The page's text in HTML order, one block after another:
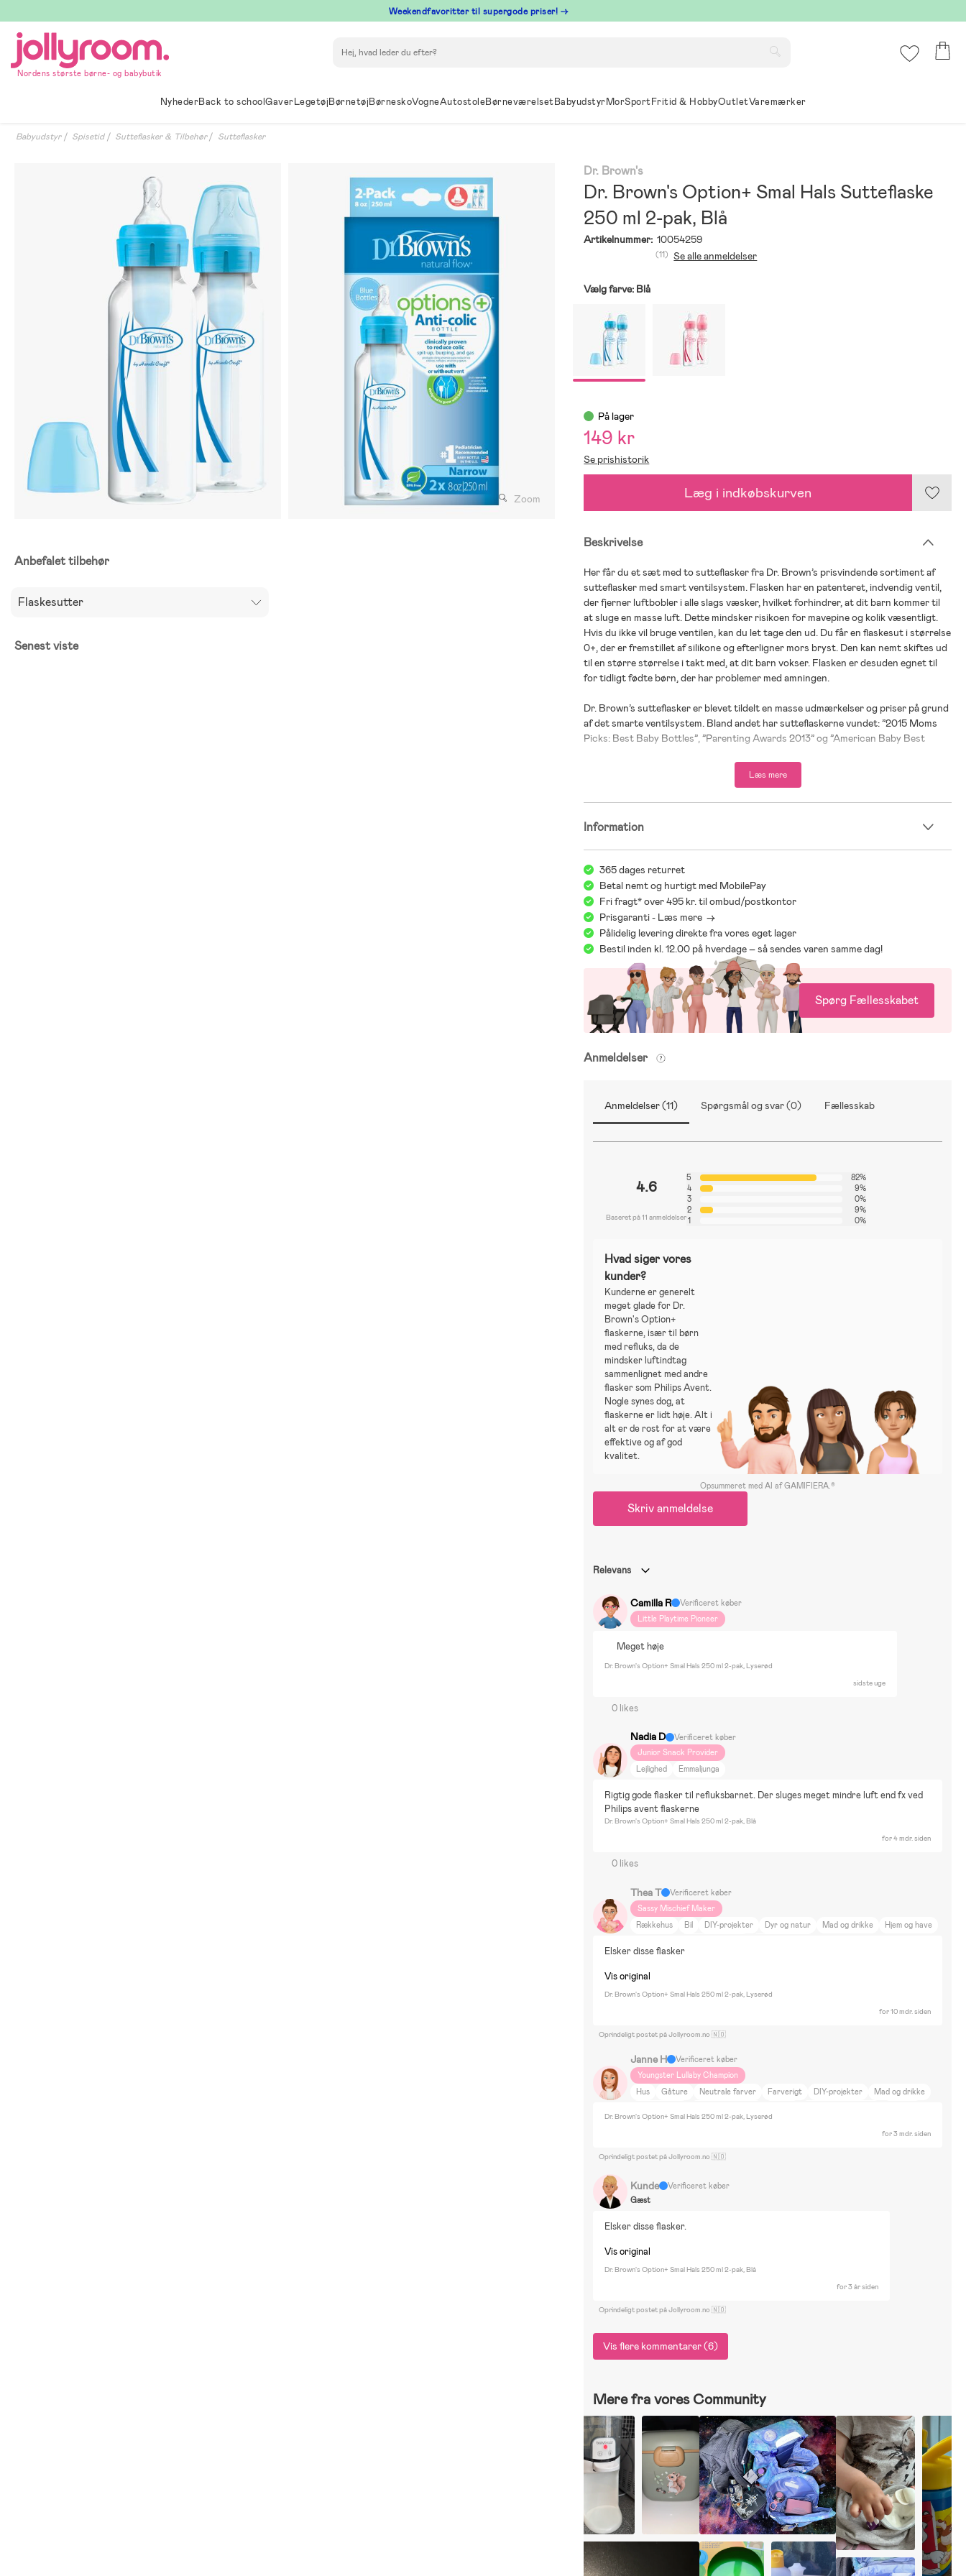
till
innehållet
⁠ Weekendfavoritter til supergode priser! →
Nordens største børne- og babybutik
NyhederBack to schoolGaverLegetøjBørnetøjBørneskoVogneAutostoleBørneværelsetBabyudstyrMorSportFritid & HobbyOutletVaremærker
Babyudstyr Spisetid Sutteflasker & Tilbehør Sutteflasker
Zoom
Anbefalet tilbehør
Flaskesutter
Senest viste
Dr. Brown's
Dr. Brown's Option+ Smal Hals Sutteflaske
250 ml 2-pak, Blå
Artikelnummer: 10054259
(11) Se alle anmeldelser
Vælg farve: Blå
På lager
149 kr
Se prishistorik
Læg i indkøbskurven
Beskrivelse
Her får du et sæt med to sutteflasker fra Dr. Brown’s prisvindende sortiment af
sutteflasker med smart ventilsystem. Flasken har en patenteret, indvendig ventil,
der fjerner luftbobler i alle slags væsker, hvilket forhindrer, at dit barn kommer til
at sluge en masse luft. Dette mindsker risikoen for mavepine og kolik væsentligt.
Hvis du ikke vil bruge ventilen, kan du let tage den ud. Du får en flaskesut i størrelse
0+, der er fremstillet af silikone og efterligner mors bryst. Den kan nemt skiftes ud
til en større størrelse i takt med, at dit barn vokser. Flasken er desuden egnet til
for tidligt fødte børn, der har problemer med amningen.
Dr. Brown’s sutteflasker er blevet tildelt en masse udmærkelser og priser på grund
af det smarte ventilsystem. Bland andet har sutteflaskerne vundet: ”2015 Moms
Picks: Best Baby Bottles”, ”Parenting Awards 2013” og ”American Baby Best
Læs mere
Information
365 dages returret
Betal nemt og hurtigt med MobilePay
Fri fragt* over 495 kr. til ombud/postkontor
Prisgaranti - Læs mere ->
Pålidelig levering direkte fra vores eget lager
Bestil inden kl. 12.00 på hverdage – så sendes varen samme dag!
Spørg Fællesskabet
Anmeldelser
Anmeldelser (11) Spørgsmål og svar (0) Fællesskab
4.6
Baseret på 11 anmeldelser
5
82%
4
9%
3
0%
2
9%
1
0%
Hvad siger vores
kunder?
Kunderne er generelt
meget glade for Dr.
Brown's Option+
flaskerne, især til børn
med refluks, da de
mindsker luftindtag
sammenlignet med andre
flasker som Philips Avent.
Nogle synes dog, at
flaskerne er lidt høje. Alt i
alt er de rost for at være
effektive og af god
kvalitet.
Opsummeret med AI af GAMIFIERA.®
Skriv anmeldelse
Relevans
Camilla R
Verificeret køber
Little Playtime Pioneer
Meget høje
Dr. Brown's Option+ Smal Hals 250 ml 2-pak, Lyserød
sidste uge
0 likes
Nadia D
Verificeret køber
Junior Snack Provider
Lejlighed
Emmaljunga
Rigtig gode flasker til refluksbarnet. Der sluges meget mindre luft end fx ved
Philips avent flaskerne
Dr. Brown's Option+ Smal Hals 250 ml 2-pak, Blå
for 4 mdr. siden
0 likes
Thea T
Verificeret køber
Sassy Mischief Maker
Rækkehus
Bil DIY-projekter Dyr og natur Mad og drikke
Hjem og have
Stokke Trailz, Bugaboo Butterfly 2
Elsker disse flasker
Vis original
Dr. Brown's Option+ Smal Hals 250 ml 2-pak, Lyserød
for 10 mdr. siden
Oprindeligt postet på Jollyroom.no 🇳🇴
Janne H
Verificeret køber
Youngster Lullaby Champion
Hus
Gåture Neutrale farver Farverigt DIY-projekter
Mad og drikke
Dr. Brown's Option+ Smal Hals 250 ml 2-pak, Lyserød
for 3 mdr. siden
Oprindeligt postet på Jollyroom.no 🇳🇴
Kunde
Verificeret køber
Gæst
Elsker disse flasker.
Vis original
Dr. Brown's Option+ Smal Hals 250 ml 2-pak, Blå
for 3 år siden
Oprindeligt postet på Jollyroom.no 🇳🇴
Vis flere kommentarer (6)
Mere fra vores Community